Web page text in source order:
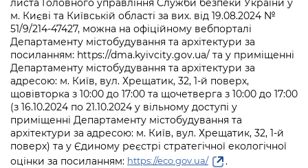
листа Головного управління Служби безпеки України у
м. Києві та Київській області за вих. від 19.08.2024 №
51/9/214-47427, можна на офіційному вебпорталі
Департаменту містобудування та архітектури за
посиланням: https://dma.kyivcity.gov.ua/ та у приміщенні
Департаменту містобудування та архітектури за
адресою: м. Київ, вул. Хрещатик, 32, 1-й поверх,
щовівторка з 10:00 до 17:00 та щочетверга з 10:00 до 17:00
(з 16.10.2024 по 21.10.2024 у вільному доступі у
приміщенні Департаменту містобудування та
архітектури за адресою: м. Київ, вул. Хрещатик, 32, 1-й
поверх) та у Єдиному реєстрі стратегічної екологічної
оцінки за посиланням: https://eco.gov.ua/ .